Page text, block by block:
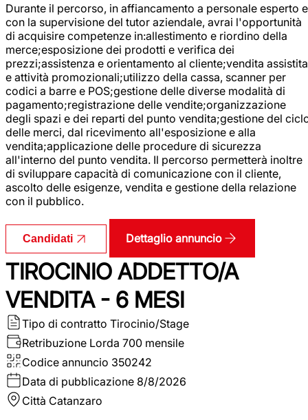
Durante il percorso, in affiancamento a personale esperto e
con la supervisione del tutor aziendale, avrai l'opportunità
di acquisire competenze in:allestimento e riordino della
merce;esposizione dei prodotti e verifica dei
prezzi;assistenza e orientamento al cliente;vendita assistita
e attività promozionali;utilizzo della cassa, scanner per
codici a barre e POS;gestione delle diverse modalità di
pagamento;registrazione delle vendite;organizzazione
degli spazi e dei reparti del punto vendita;gestione del
delle merci, dal ricevimento all'esposizione e alla
vendita;applicazione delle procedure di sicurezza
all'interno del punto vendita. Il percorso permetterà inoltre
di sviluppare capacità di comunicazione con il cliente,
ascolto delle esigenze, vendita e gestione della relazione
con il pubblico.
Candidati Dettaglio annuncio
TIROCINIO ADDETTO/A
VENDITA - 6 MESI
Tipo di contratto Tirocinio/Stage
Retribuzione Lorda 700 mensile
Codice annuncio 350242
Data di pubblicazione 8/8/2026
Città Catanzaro